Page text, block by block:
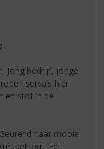
Jong bedrijf, jonge,
riserva’s hier
en stof in de
naar mooie
Een